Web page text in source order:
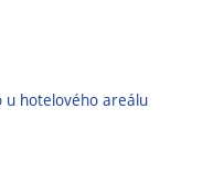
u hotelového areálu